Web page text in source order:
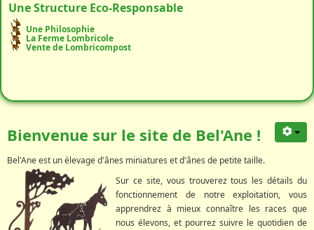
Une Structure Eco-Responsable
Une Philosophie
La Ferme Lombricole
Vente de Lombricompost
Bienvenue sur le site de Bel'Ane !
Bel'Ane est un élevage d'ânes miniatures et d'ânes de petite taille.
Sur ce site, vous trouverez tous les détails du
fonctionnement de notre exploitation, vous
apprendrez à mieux connaître les races que
nous élevons, et pourrez suivre le quotidien de